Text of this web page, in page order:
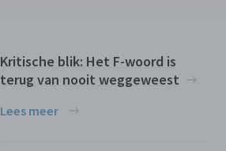
Kritische blik: Het F-woord is
terug van nooit weggeweest
Lees meer